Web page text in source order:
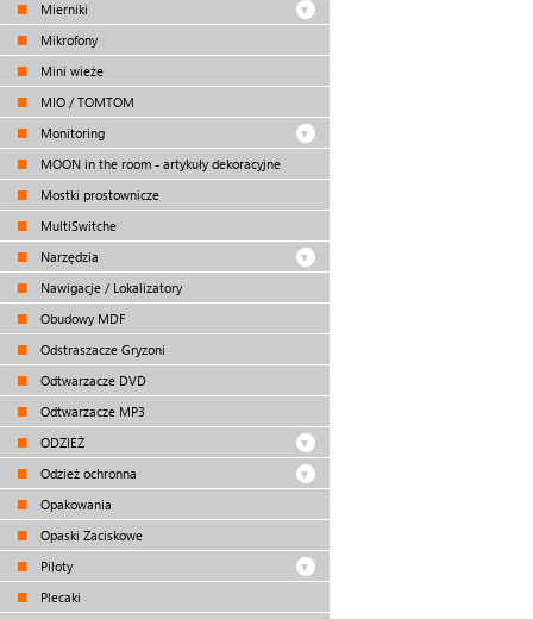
Mierniki
Mikrofony
Mini wieże
MIO / TOMTOM
Monitoring
MOON in the room - artykuły dekoracyjne
Mostki prostownicze
MultiSwitche
Narzędzia
Nawigacje / Lokalizatory
Obudowy MDF
Odstraszacze Gryzoni
Odtwarzacze DVD
Odtwarzacze MP3
ODZIEŻ
Odzież ochronna
Opakowania
Opaski Zaciskowe
Piloty
Plecaki